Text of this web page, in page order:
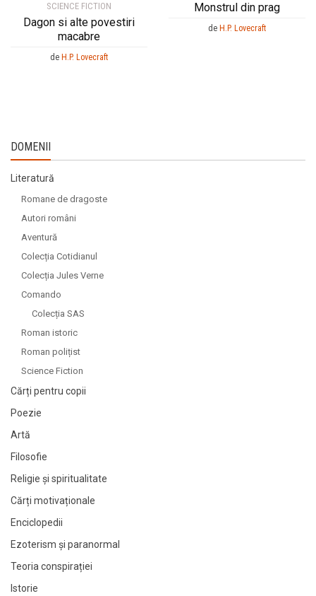
SCIENCE FICTION
Dagon si alte povestiri
macabre
de H.P. Lovecraft
Monstrul din prag
de H.P. Lovecraft
DOMENII
Literatură
Romane de dragoste
Autori români
Aventură
Colecția Cotidianul
Colecția Jules Verne
Comando
Colecția SAS
Roman istoric
Roman polițist
Science Fiction
Cărți pentru copii
Poezie
Artă
Filosofie
Religie și spiritualitate
Cărți motivaționale
Enciclopedii
Ezoterism și paranormal
Teoria conspirației
Istorie